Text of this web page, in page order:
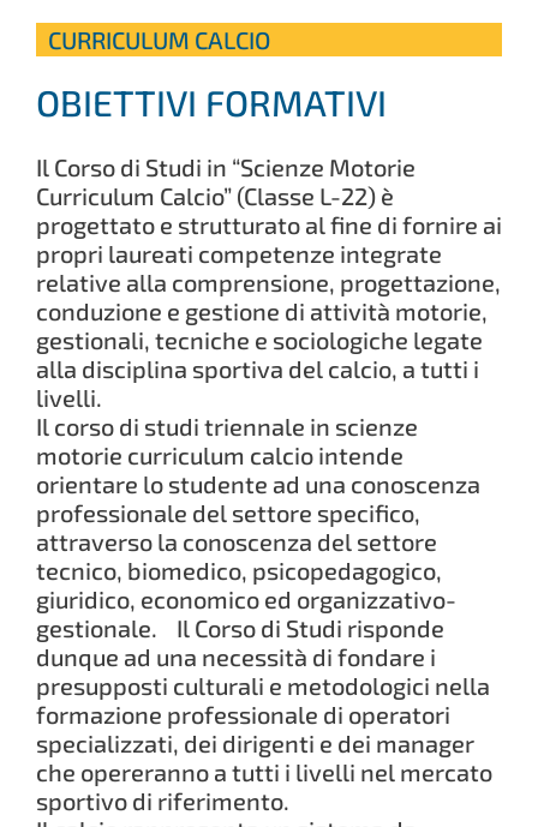
CURRICULUM CALCIO
OBIETTIVI FORMATIVI
Il Corso di Studi in “Scienze Motorie
Curriculum Calcio” (Classe L-22) è
progettato e strutturato al fine di fornire ai
propri laureati competenze integrate
relative alla comprensione, progettazione,
conduzione e gestione di attività motorie,
gestionali, tecniche e sociologiche legate
alla disciplina sportiva del calcio, a tutti i
livelli.
Il corso di studi triennale in scienze
motorie curriculum calcio intende
orientare lo studente ad una conoscenza
professionale del settore specifico,
attraverso la conoscenza del settore
tecnico, biomedico, psicopedagogico,
giuridico, economico ed organizzativo-
gestionale. Il Corso di Studi risponde
dunque ad una necessità di fondare i
presupposti culturali e metodologici nella
formazione professionale di operatori
specializzati, dei dirigenti e dei manager
che opereranno a tutti i livelli nel mercato
sportivo di riferimento.